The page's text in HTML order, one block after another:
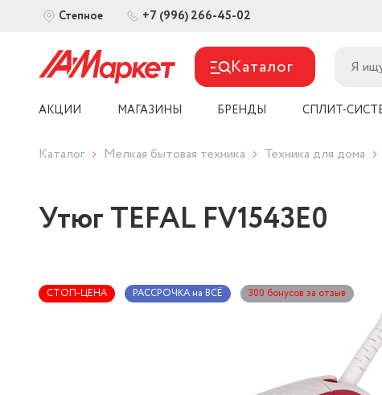
Степное +7 (996) 266-45-02
Каталог
АКЦИИ МАГАЗИНЫ БРЕНДЫ СПЛИТ-
Каталог Мелкая бытовая техника Техника для дома
Утюг TEFAL FV1543E0
СТОП-ЦЕНА РАССРОЧКА на ВСЁ 300 бонусов за отзыв